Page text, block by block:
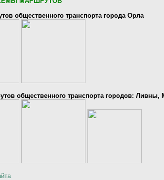
общественного транспорта города Орла
общественного транспорта городов: Ливны,